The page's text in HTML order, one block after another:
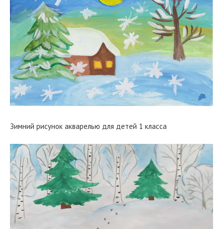
Зимний рисунок акварелью для детей 1 класса